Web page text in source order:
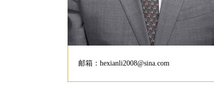
邮箱：hexianli2008@sina.com